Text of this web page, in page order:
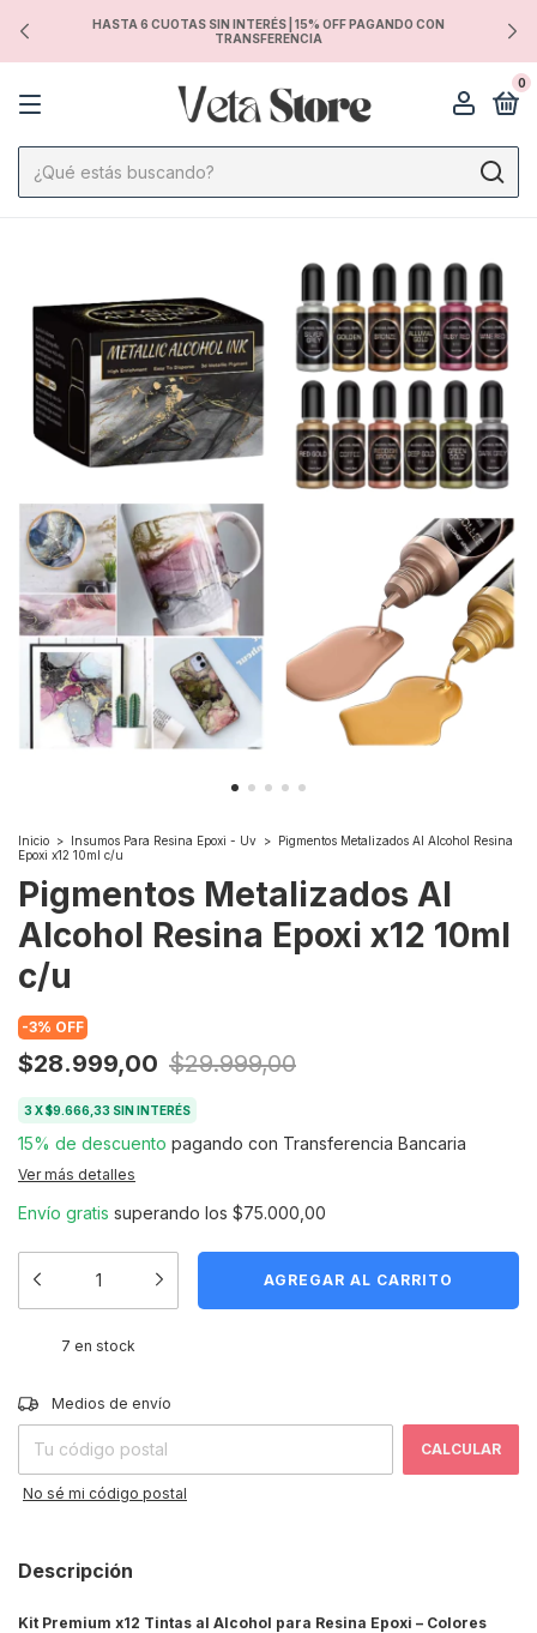
HASTA 6 CUOTAS SIN INTERÉS | 15% OFF PAGANDO CON
TRANSFERENCIA
0
Inicio > Insumos Para Resina Epoxi - Uv > Pigmentos Metalizados Al Alcohol Resina
Epoxi x12 10ml c/u
Pigmentos Metalizados Al
Alcohol Resina Epoxi x12 10ml
c/u
-3% OFF
$28.999,00 $29.999,00
3X$9.666,33 SIN INTERÉS
15% de descuento pagando con Transferencia Bancaria
Ver más detalles
Envío gratis superando los $75.000,00
7 en stock
Entregas para el CP:
Medios de envío
CALCULAR
No sé mi código postal
Descripción
Kit Premium x12 Tintas al Alcohol para Resina Epoxi – Colores